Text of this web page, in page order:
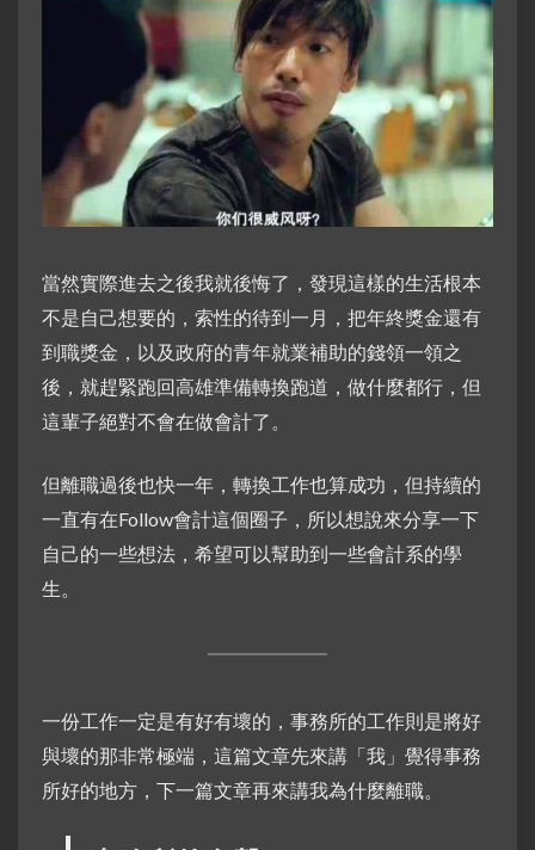
當然實際進去之後我就後悔了，發現這樣的生活根本
不是自己想要的，索性的待到一月，把年終獎金還有
到職獎金，以及政府的青年就業補助的錢領一領之
後，就趕緊跑回高雄準備轉換跑道，做什麼都行，但
這輩子絕對不會在做會計了。
但離職過後也快一年，轉換工作也算成功，但持續的
一直有在Follow會計這個圈子，所以想說來分享一下
自己的一些想法，希望可以幫助到一些會計系的學
生。
一份工作一定是有好有壞的，事務所的工作則是將好
與壞的那非常極端，這篇文章先來講「我」覺得事務
所好的地方，下一篇文章再來講我為什麼離職。